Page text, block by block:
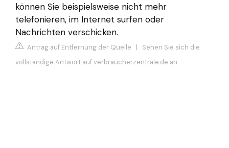
können Sie beispielsweise nicht mehr
telefonieren, im Internet surfen oder
Nachrichten verschicken.
Antrag auf Entfernung der Quelle | Sehen Sie sich die
vollständige Antwort auf verbraucherzentrale.de an